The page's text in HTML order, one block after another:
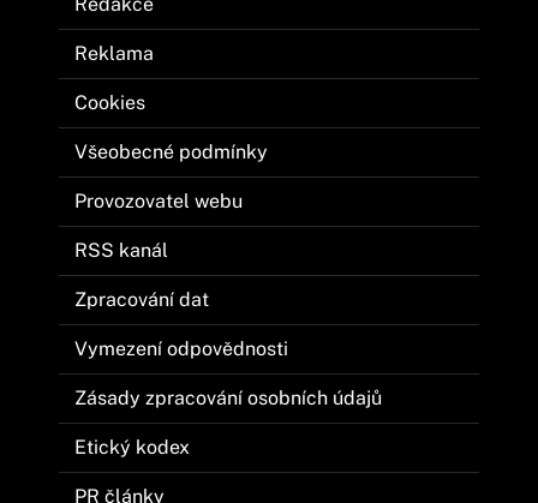
Reklama
Cookies
Všeobecné podmínky
Provozovatel webu
RSS kanál
Zpracování dat
Vymezení odpovědnosti
Zásady zpracování osobních údajů
Etický kodex
PR články